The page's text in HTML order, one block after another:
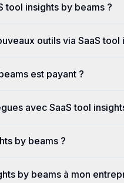
tool insights by beams ?
outils via SaaS tool
est payant ?
avec SaaS tool
by beams ?
by beams à mon